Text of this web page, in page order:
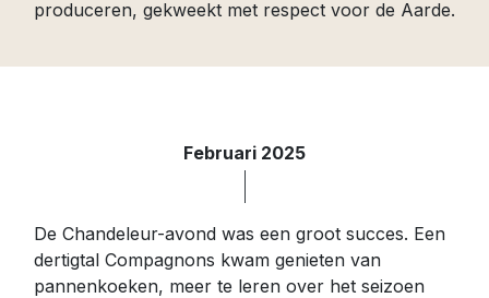
produceren, gekweekt met respect voor de Aarde.
Februari 2025
De Chandeleur-avond was een groot succes. Een
dertigtal Compagnons kwam genieten van
pannenkoeken, meer te leren over het seizoen